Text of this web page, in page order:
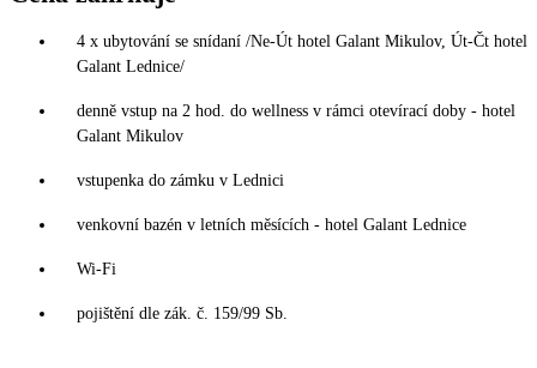
4 x ubytování se snídaní /Ne-Út hotel Galant Mikulov, Út-Čt hotel
Galant Lednice/
denně vstup na 2 hod. do wellness v rámci otevírací doby - hotel
Galant Mikulov
vstupenka do zámku v Lednici
venkovní bazén v letních měsících - hotel Galant Lednice
Wi-Fi
pojištění dle zák. č. 159/99 Sb.